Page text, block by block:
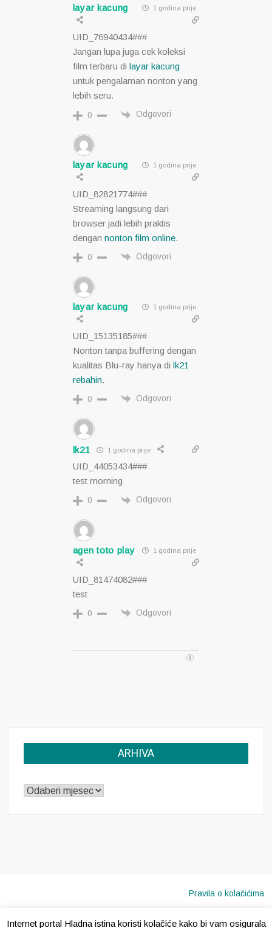
layar kacung 1 godina prije
UID_76940434###
Jangan lupa juga cek koleksi
film terbaru di layar kacung
untuk pengalaman nonton yang
lebih seru.
0 Odgovori
layar kacung 1 godina prije
UID_82821774###
Streaming langsung dari
browser jadi lebih praktis
dengan nonton film online.
0 Odgovori
layar kacung 1 godina prije
UID_15135185###
Nonton tanpa buffering dengan
kualitas Blu-ray hanya di lk21
rebahin.
0 Odgovori
lk21 1 godina prije
UID_44053434###
test morning
0 Odgovori
agen toto play 1 godina prije
UID_81474082###
test
0 Odgovori
ARHIVA
ARHIVA
Pravila o kolačićima
Internet portal Hladna istina koristi kolačiće kako bi vam osigurala